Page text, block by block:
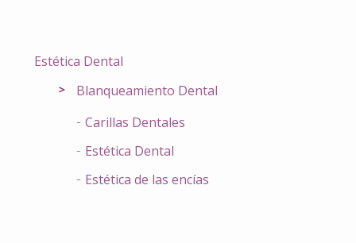
Estética Dental
Blanqueamiento Dental
Carillas Dentales
Estética Dental
Estética de las encías